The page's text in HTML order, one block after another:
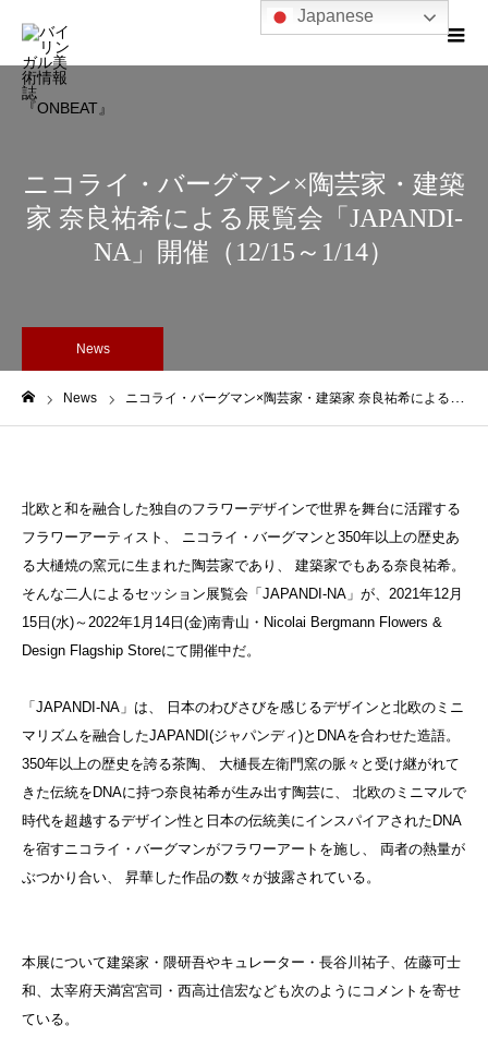
ニコライ・バーグマン×陶芸家・建築
家 奈良祐希による展覧会「JAPANDI-
NA」開催（12/15～1/14）
News
News ニコライ・バーグマン×陶芸家・建築家 奈良祐希による展覧会「JAPANDI-NA」開催（12/15～1/14）
北欧と和を融合した独自のフラワーデザインで世界を舞台に活躍する
フラワーアーティスト、 ニコライ・バーグマンと350年以上の歴史あ
る大樋焼の窯元に生まれた陶芸家であり、 建築家でもある奈良祐希。
そんな二人によるセッション展覧会「JAPANDI-NA」が、2021年12月
15日(水)～2022年1月14日(金)南青山・Nicolai Bergmann Flowers &
Design Flagship Storeにて開催中だ。
「JAPANDI-NA」は、 日本のわびさびを感じるデザインと北欧のミニ
マリズムを融合したJAPANDI(ジャパンディ)とDNAを合わせた造語。
350年以上の歴史を誇る茶陶、 大樋⾧左衛門窯の脈々と受け継がれて
きた伝統をDNAに持つ奈良祐希が生み出す陶芸に、 北欧のミニマルで
時代を超越するデザイン性と日本の伝統美にインスパイアされたDNA
を宿すニコライ・バーグマンがフラワーアートを施し、 両者の熱量が
ぶつかり合い、 昇華した作品の数々が披露されている。
本展について建築家・隈研吾やキュレーター・長谷川祐子、佐藤可士
和、太宰府天満宮宮司・西高辻信宏なども次のようにコメントを寄せ
ている。
Japanese